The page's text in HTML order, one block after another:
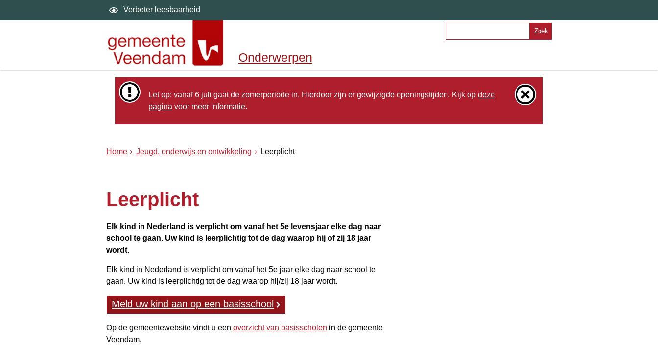
Verbeter leesbaarheid
Zoek
Onderwerpen
Let op: vanaf 6 juli gaat de zomerperiode in. Hierdoor zijn er gewijzigde openingstijden. Kijk opdeze
pagina voor meer informatie.
Home Jeugd, onderwijs en ontwikkeling Leerplicht
Leerplicht
Elk kind in Nederland is verplicht om vanaf het 5e levensjaar elke dag naar
school te gaan. Uw kind is leerplichtig tot de dag waarop hij of zij 18 jaar
wordt.
Elk kind in Nederland is verplicht om vanaf het 5e jaar elke dag naar school te
gaan. Uw kind is leerplichtig tot de dag waarop hij/zij 18 jaar wordt.
Meld uw kind aan op een basisschool
Op de gemeentewebsite vindt u een overzicht van basisscholen in de gemeente
Veendam.